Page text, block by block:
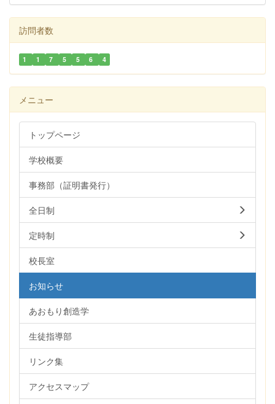
訪問者数
1 1 7 5 5 6 4
メニュー
トップページ
学校概要
事務部（証明書発行）
全日制
定時制
校長室
お知らせ
あおもり創造学
生徒指導部
リンク集
アクセスマップ